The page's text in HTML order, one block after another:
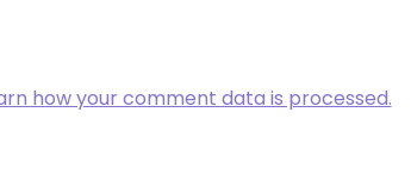
how your comment data is processed.